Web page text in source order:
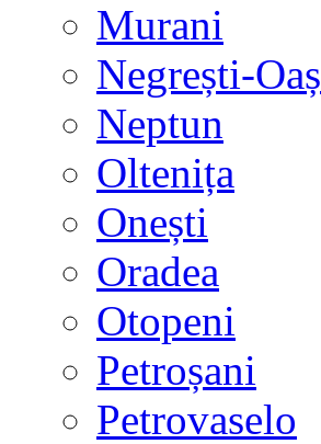
Murani
Negrești-Oaș
Neptun
Oltenița
Onești
Oradea
Otopeni
Petroșani
Petrovaselo